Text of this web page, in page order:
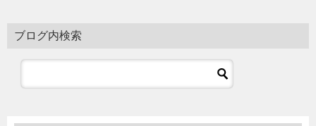
ブログ内検索